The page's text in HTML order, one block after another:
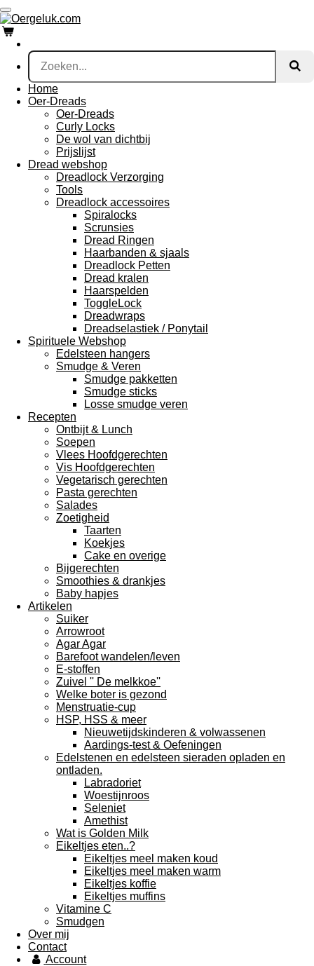
Ga
direct
naar
de
hoofdinhoud
Home
Oer-Dreads
Oer-Dreads
Curly Locks
De wol van dichtbij
Prijslijst
Dread webshop
Dreadlock Verzorging
Tools
Dreadlock accessoires
Spiralocks
Scrunsies
Dread Ringen
Haarbanden & sjaals
Dreadlock Petten
Dread kralen
Haarspelden
ToggleLock
Dreadwraps
Dreadselastiek / Ponytail
Spirituele Webshop
Edelsteen hangers
Smudge & Veren
Smudge pakketten
Smudge sticks
Losse smudge veren
Recepten
Ontbijt & Lunch
Soepen
Vlees Hoofdgerechten
Vis Hoofdgerechten
Vegetarisch gerechten
Pasta gerechten
Salades
Zoetigheid
Taarten
Koekjes
Cake en overige
Bijgerechten
Smoothies & drankjes
Baby hapjes
Artikelen
Suiker
Arrowroot
Agar Agar
Barefoot wandelen/leven
E-stoffen
Zuivel '' De melkkoe''
Welke boter is gezond
Menstruatie-cup
HSP, HSS & meer
Nieuwetijdskinderen & volwassenen
Aardings-test & Oefeningen
Edelstenen en edelsteen sieraden opladen en
ontladen.
Labradoriet
Woestijnroos
Seleniet
Amethist
Wat is Golden Milk
Eikeltjes eten..?
Eikeltjes meel maken koud
Eikeltjes meel maken warm
Eikeltjes koffie
Eikeltjes muffins
Vitamine C
Smudgen
Over mij
Contact
Account